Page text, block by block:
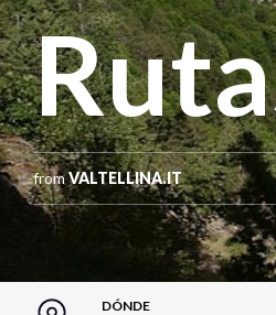
fromVALTELLINA.IT
DÓNDE